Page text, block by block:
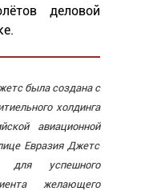
деловой
была создана с
холдинга
авиационной
Евразия Джетс
для успешного
желающего